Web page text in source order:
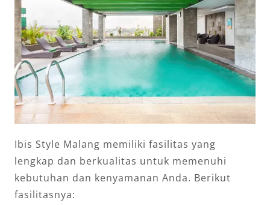
Ibis Style Malang memiliki fasilitas yang
lengkap dan berkualitas untuk memenuhi
kebutuhan dan kenyamanan Anda. Berikut
fasilitasnya: